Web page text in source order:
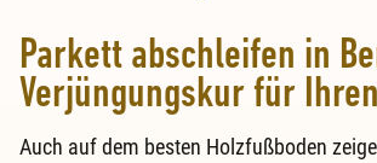
Parkett abschleifen in
Verjüngungskur für
Auch auf dem besten Holzfußboden